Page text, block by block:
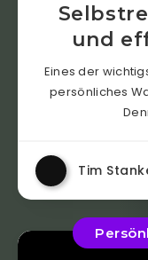
und
Eines der
persönliches
Tim